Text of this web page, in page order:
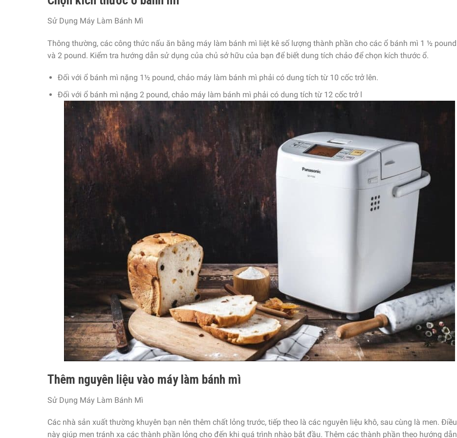
Sử Dụng Máy Làm Bánh Mì
Thông thường, các công thức nấu ăn bằng máy làm bánh mì liệt kê số lượng thành phần cho các ổ bánh mì 1 ½ pound
và 2 pound. Kiểm tra hướng dẫn sử dụng của chủ sở hữu của bạn để biết dung tích chảo để chọn kích thước ổ.
Đối với ổ bánh mì nặng 1½ pound, chảo máy làm bánh mì phải có dung tích từ 10 cốc trở lên.
Đối với ổ bánh mì nặng 2 pound, chảo máy làm bánh mì phải có dung tích từ 12 cốc trở l
Thêm nguyên liệu vào máy làm bánh mì
Sử Dụng Máy Làm Bánh Mì
Các nhà sản xuất thường khuyên bạn nên thêm chất lỏng trước, tiếp theo là các nguyên liệu khô, sau cùng là men. Điều
này giúp men tránh xa các thành phần lỏng cho đến khi quá trình nhào bắt đầu. Thêm các thành phần theo hướng dẫn